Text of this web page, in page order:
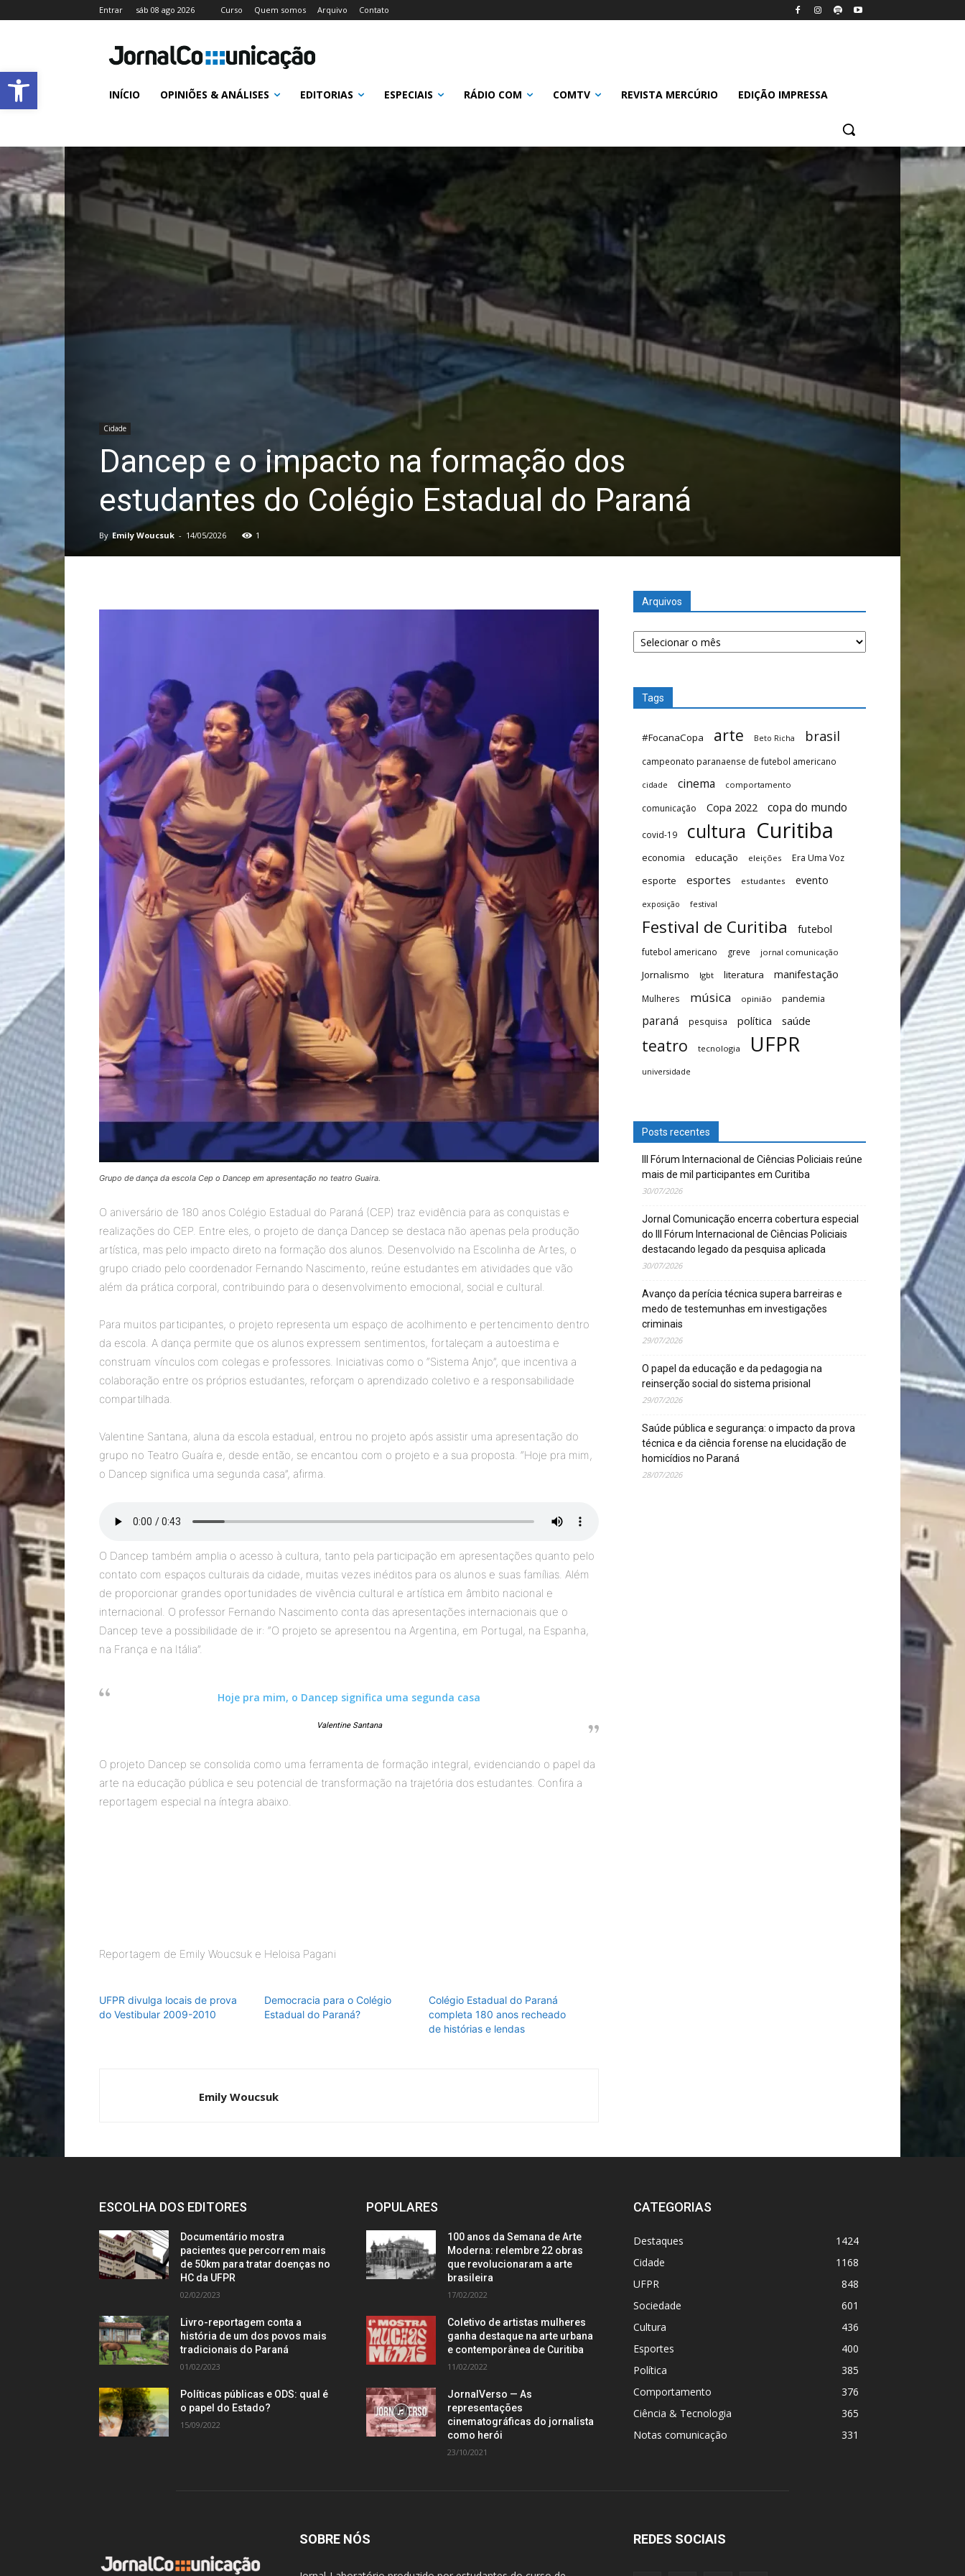
Abrir a barra de ferramentas
Entrar sáb 08 ago 2026 Curso Quem somos Arquivo Contato
INÍCIO OPINIÕES & ANÁLISES EDITORIAS ESPECIAIS RÁDIO COM COMTV REVISTA MERCÚRIO EDIÇÃO IMPRESSA
Cidade
Dancep e o impacto na formação dos
estudantes do Colégio Estadual do Paraná
By Emily Woucsuk - 14/05/2026 1
Grupo de dança da escola Cep o Dancep em apresentação no teatro Guaira.
O aniversário de 180 anos Colégio Estadual do Paraná (CEP) traz evidência para as conquistas e
realizações do CEP. Entre eles, o projeto de dança Dancep se destaca não apenas pela produção
artística, mas pelo impacto direto na formação dos alunos. Desenvolvido na Escolinha de Artes, o
grupo criado pelo coordenador Fernando Nascimento, reúne estudantes em atividades que vão
além da prática corporal, contribuindo para o desenvolvimento emocional, social e cultural.
Para muitos participantes, o projeto representa um espaço de acolhimento e pertencimento dentro
da escola. A dança permite que os alunos expressem sentimentos, fortaleçam a autoestima e
construam vínculos com colegas e professores. Iniciativas como o “Sistema Anjo”, que incentiva a
colaboração entre os próprios estudantes, reforçam o aprendizado coletivo e a responsabilidade
compartilhada.
Valentine Santana, aluna da escola estadual, entrou no projeto após assistir uma apresentação do
grupo no Teatro Guaíra e, desde então, se encantou com o projeto e a sua proposta. “Hoje pra mim,
o Dancep significa uma segunda casa”, afirma.
O Dancep também amplia o acesso à cultura, tanto pela participação em apresentações quanto pelo
contato com espaços culturais da cidade, muitas vezes inéditos para os alunos e suas famílias. Além
de proporcionar grandes oportunidades de vivência cultural e artística em âmbito nacional e
internacional. O professor Fernando Nascimento conta das apresentações internacionais que o
Dancep teve a possibilidade de ir: “O projeto se apresentou na Argentina, em Portugal, na Espanha,
na França e na Itália”.
Hoje pra mim, o Dancep significa uma segunda casa
Valentine Santana
O projeto Dancep se consolida como uma ferramenta de formação integral, evidenciando o papel da
arte na educação pública e seu potencial de transformação na trajetória dos estudantes. Confira a
reportagem especial na íntegra abaixo.
Reportagem de Emily Woucsuk e Heloisa Pagani
UFPR divulga locais de prova
do Vestibular 2009-2010
Democracia para o Colégio
Estadual do Paraná?
Colégio Estadual do Paraná
completa 180 anos recheado
de histórias e lendas
Emily Woucsuk
Arquivos
Arquivos
Tags
#FocanaCopa arte Beto Richa brasil
campeonato paranaense de futebol americano
cidade cinema comportamento
comunicação Copa 2022 copa do mundo
covid-19 cultura Curitiba
economia educação eleições Era Uma Voz
esporte esportes estudantes evento
exposição festival
Festival de Curitiba futebol
futebol americano greve jornal comunicação
Jornalismo lgbt literatura manifestação
Mulheres música opinião pandemia
paraná pesquisa política saúde
teatro tecnologia UFPR
universidade
Posts recentes
III Fórum Internacional de Ciências Policiais reúne
mais de mil participantes em Curitiba
30/07/2026
Jornal Comunicação encerra cobertura especial
do III Fórum Internacional de Ciências Policiais
destacando legado da pesquisa aplicada
30/07/2026
Avanço da perícia técnica supera barreiras e
medo de testemunhas em investigações
criminais
29/07/2026
O papel da educação e da pedagogia na
reinserção social do sistema prisional
29/07/2026
Saúde pública e segurança: o impacto da prova
técnica e da ciência forense na elucidação de
homicídios no Paraná
28/07/2026
ESCOLHA DOS EDITORES
Documentário mostra
pacientes que percorrem mais
de 50km para tratar doenças no
HC da UFPR
02/02/2023
Livro-reportagem conta a
história de um dos povos mais
tradicionais do Paraná
01/02/2023
Políticas públicas e ODS: qual é
o papel do Estado?
15/09/2022
POPULARES
100 anos da Semana de Arte
Moderna: relembre 22 obras
que revolucionaram a arte
brasileira
17/02/2022
Coletivo de artistas mulheres
ganha destaque na arte urbana
e contemporânea de Curitiba
11/02/2022
JornalVerso — As
representações
cinematográficas do jornalista
como herói
23/10/2021
CATEGORIAS
Destaques
1424
Cidade
1168
UFPR
848
Sociedade
601
Cultura
436
Esportes
400
Política
385
Comportamento
376
Ciência & Tecnologia
365
Notas comunicação
331
SOBRE NÓS REDES SOCIAIS